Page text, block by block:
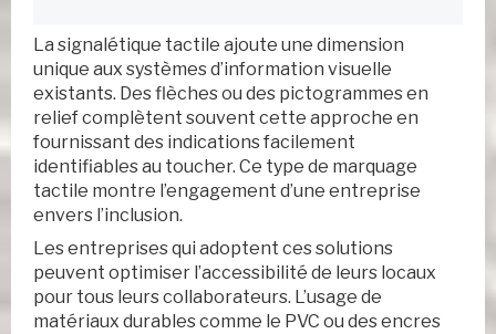
La signalétique tactile ajoute une dimension
unique aux systèmes d’information visuelle
existants. Des flèches ou des pictogrammes en
relief complètent souvent cette approche en
fournissant des indications facilement
identifiables au toucher. Ce type de marquage
tactile montre l’engagement d’une entreprise
envers l’inclusion.
Les entreprises qui adoptent ces solutions
peuvent optimiser l’accessibilité de leurs locaux
pour tous leurs collaborateurs. L’usage de
matériaux durables comme le PVC ou des encres